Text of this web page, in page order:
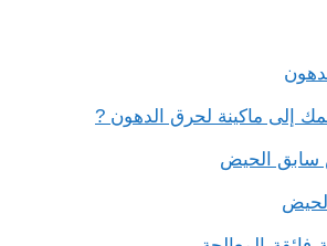
إلى ماكينة لحرق الدهون ?